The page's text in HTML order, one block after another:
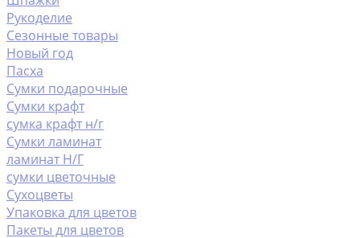
Рукоделие
Сезонные товары
Новый год
Пасха
Сумки подарочные
Сумки крафт
сумка крафт н/г
Сумки ламинат
ламинат Н/Г
сумки цветочные
Сухоцветы
Упаковка для цветов
Пакеты для цветов